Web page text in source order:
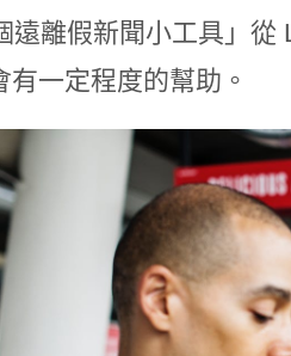
遠離假新聞小工具」
有一定程度的幫助。